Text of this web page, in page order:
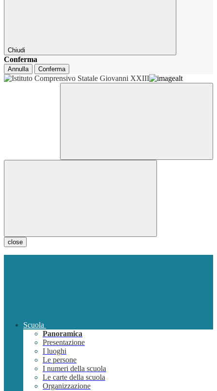
Chiudi
Conferma
Annulla Conferma
close
Scuola
Panoramica
Presentazione
I luoghi
Le persone
I numeri della scuola
Le carte della scuola
Organizzazione